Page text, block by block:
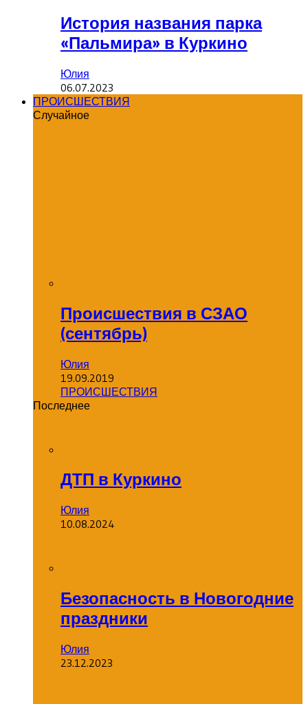
История названия парка
«Пальмира» в Куркино
Юлия
06.07.2023
ПРОИСШЕСТВИЯ
Случайное
Происшествия в СЗАО
(сентябрь)
Юлия
19.09.2019
ПРОИСШЕСТВИЯ
Последнее
ДТП в Куркино
Юлия
10.08.2024
Безопасность в Новогодние
праздники
Юлия
23.12.2023